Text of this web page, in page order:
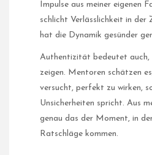
Impulse aus meiner eigenen
schlicht Verlässlichkeit in der
hat die Dynamik gesünder
Authentizität bedeutet auch,
zeigen. Mentoren schätzen
versucht, perfekt zu wirken,
Unsicherheiten spricht. Aus
genau das der Moment, in
Ratschläge kommen.